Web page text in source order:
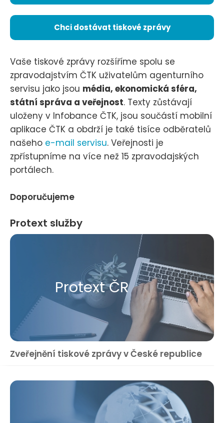
Chci dostávat tiskové zprávy
Vaše tiskové zprávy rozšíříme spolu se
zpravodajstvím ČTK uživatelům agenturního
servisu jako jsou média, ekonomická sféra,
státní správa a veřejnost. Texty zůstávají
uloženy v Infobance ČTK, jsou součástí mobilní
aplikace ČTK a obdrží je také tisíce odběratelů
našeho e-mail servisu. Veřejnosti je
zpřístupníme na více než 15 zpravodajských
portálech.
Doporučujeme
Protext služby
Protext ČR
Zveřejnění tiskové zprávy v České republice